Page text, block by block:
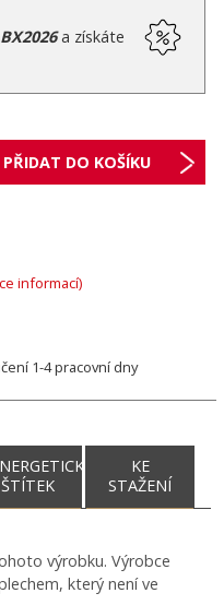
a získáte
informací)
1-4 pracovní dny
ŠTÍTEK
KE
STAŽENÍ
výrobku. Výrobce
který není ve